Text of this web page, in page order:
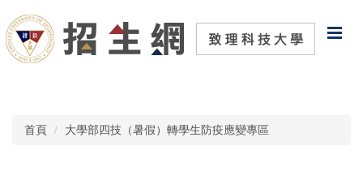
到
主
要
首頁 大學部四技（暑假）轉學生防疫應變專區